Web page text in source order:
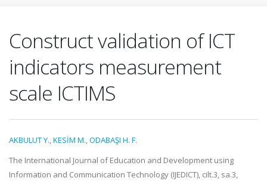
Construct validation of ICT
indicators measurement
scale ICTIMS
AKBULUT Y.,KESİM M.,ODABAŞI H. F.
The International Journal of Education and Development using
Information and Communication Technology (IJEDICT), cilt.3, sa.3,